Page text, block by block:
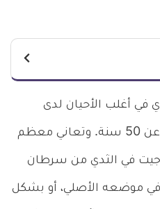
أغلب الأحيان لدى
النساء اللاتي تزيد أعمارهن عن 50 سنة. وتعاني معظم
في الثدي من سرطان
في موضعه الأصلي، أو بشكل